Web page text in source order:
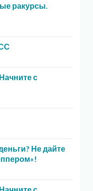
ракурсы.
с
Не дайте